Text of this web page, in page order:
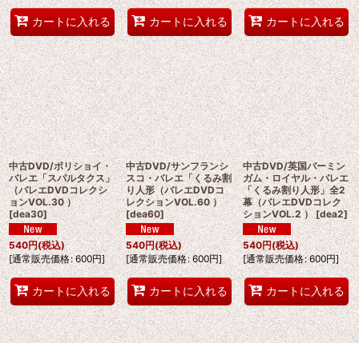
カートに入れる カートに入れる カートに入れる
中古DVD/ボリショイ・
バレエ「スパルタクス」
（バレエDVDコレクシ
ョンVOL.30 ）
[dea30]
540円(税込)
[通常販売価格: 600円]
カートに入れる
中古DVD/サンフランシ
スコ・バレエ「くるみ割
り人形（バレエDVDコ
レクションVOL.60 ）
[dea60]
540円(税込)
[通常販売価格: 600円]
カートに入れる
中古DVD/英国バーミン
ガム・ロイヤル・バレエ
「くるみ割り人形」全2
幕（バレエDVDコレク
ションVOL.2 ） [dea2]
540円(税込)
[通常販売価格: 600円]
カートに入れる